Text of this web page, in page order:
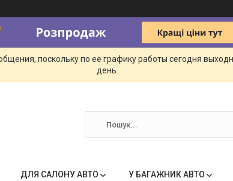
поскольку по ее графику работы сегодня
день.
ДЛЯ САЛОНУ АВТО У БАГАЖНИК АВТО